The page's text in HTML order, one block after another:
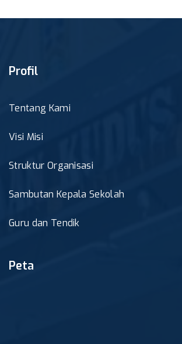
Profil
Tentang Kami
Visi Misi
Struktur Organisasi
Sambutan Kepala Sekolah
Guru dan Tendik
Peta